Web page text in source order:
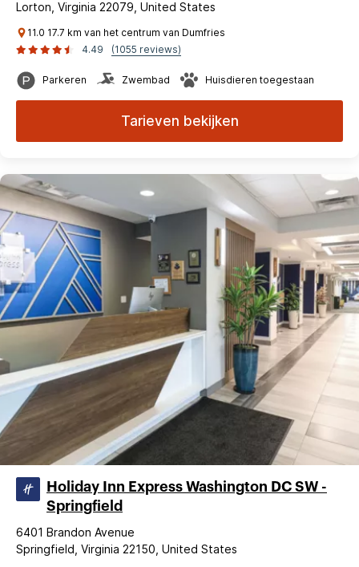
Lorton, Virginia 22079, United States
11.0 17.7 km van het centrum van Dumfries
4.49
(1055 reviews)
Parkeren Zwembad Huisdieren toegestaan
Tarieven bekijken
Holiday Inn Express Washington DC SW -
Springfield
6401 Brandon Avenue
Springfield, Virginia 22150, United States